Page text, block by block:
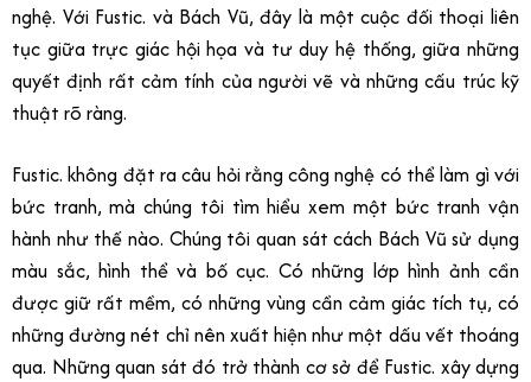
nghệ. Với Fustic. và Bách Vũ, đây là một cuộc đối thoại liên
tục giữa trực giác hội họa và tư duy hệ thống, giữa những
quyết định rất cảm tính của người vẽ và những cấu trúc kỹ
thuật rõ ràng.
Fustic. không đặt ra câu hỏi rằng công nghệ có thể làm gì với
bức tranh, mà chúng tôi tìm hiểu xem một bức tranh vận
hành như thế nào. Chúng tôi quan sát cách Bách Vũ sử dụng
màu sắc, hình thể và bố cục. Có những lớp hình ảnh cần
được giữ rất mềm, có những vùng cần cảm giác tích tụ, có
những đường nét chỉ nên xuất hiện như một dấu vết thoáng
qua. Những quan sát đó trở thành cơ sở để Fustic. xây dựng